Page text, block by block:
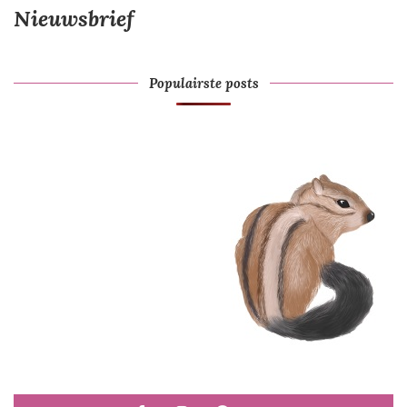
Nieuwsbrief
Populairste posts